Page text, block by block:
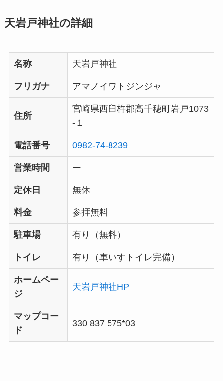
天岩戸神社の詳細
名称 天岩戸神社
フリガナ アマノイワトジンジャ
住所
宮崎県西臼杵郡高千穂町岩戸1073
-１
電話番号 0982-74-8239
営業時間 ー
定休日 無休
料金 参拝無料
駐車場 有り（無料）
トイレ 有り（車いすトイレ完備）
ホームペー
ジ
天岩戸神社HP
マップコー
ド
330 837 575*03